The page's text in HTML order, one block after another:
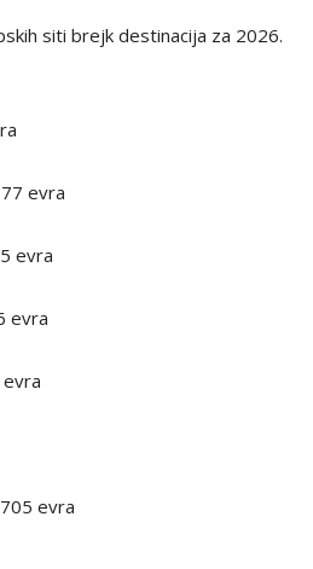
siti brejk destinacija za 2026.
evra
evra
evra
evra
evra